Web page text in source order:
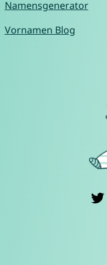
Namensgenerator
Vornamen Blog